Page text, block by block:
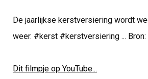
De jaarlijkse kerstversiering wordt
weer. #kerst #kerstversiering ... Bron:
Dit filmpje op YouTube...